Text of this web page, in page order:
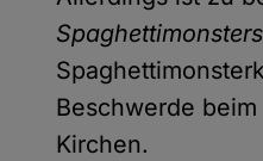
Beschwerde
Kirchen.